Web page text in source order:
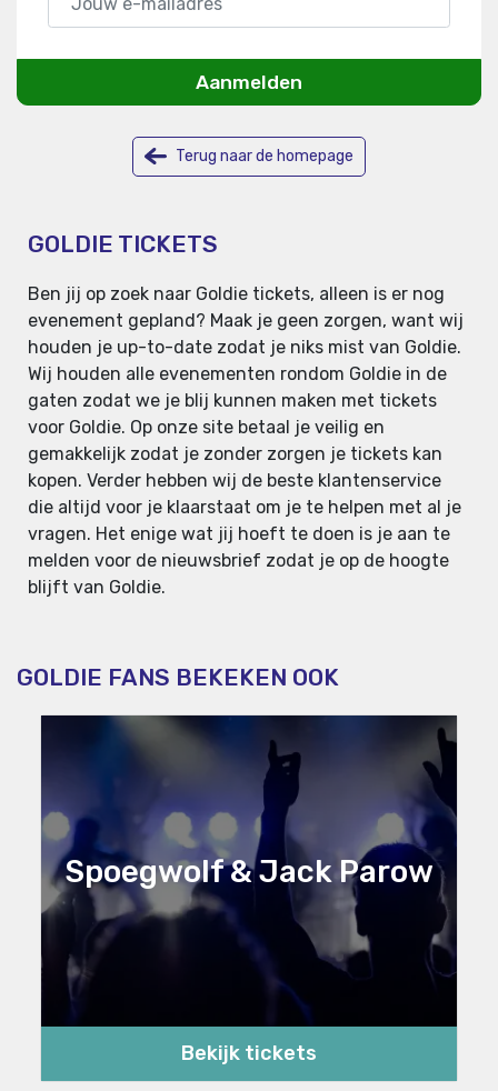
Aanmelden
Terug naar de homepage
GOLDIE TICKETS
Ben jij op zoek naar Goldie tickets, alleen is er nog
evenement gepland? Maak je geen zorgen, want wij
houden je up-to-date zodat je niks mist van Goldie.
Wij houden alle evenementen rondom Goldie in de
gaten zodat we je blij kunnen maken met tickets
voor Goldie. Op onze site betaal je veilig en
gemakkelijk zodat je zonder zorgen je tickets kan
kopen. Verder hebben wij de beste klantenservice
die altijd voor je klaarstaat om je te helpen met al je
vragen. Het enige wat jij hoeft te doen is je aan te
melden voor de nieuwsbrief zodat je op de hoogte
blijft van Goldie.
GOLDIE FANS BEKEKEN OOK
Spoegwolf & Jack Parow
Bekijk tickets